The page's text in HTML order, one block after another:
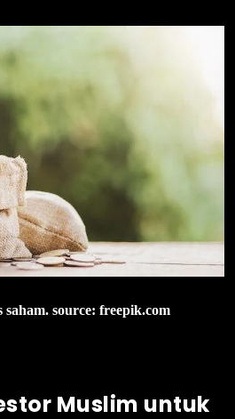
saham. source: freepik.com
Muslim untuk